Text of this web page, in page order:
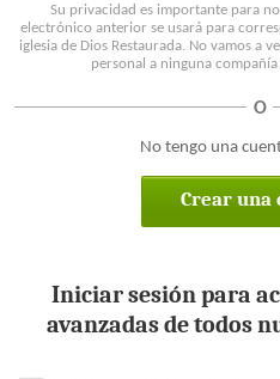
Su privacidad es importante para
electrónico anterior se usará para
iglesia de Dios Restaurada. No vamos a
personal a ninguna
O
No tengo una
Crear una
Iniciar sesión para
avanzadas de todos